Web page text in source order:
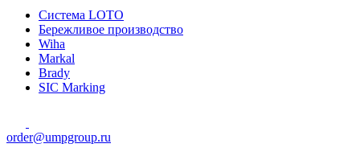
Система LOTO
Бережливое производство
Wiha
Markal
Brady
SIC Marking
order@umpgroup.ru